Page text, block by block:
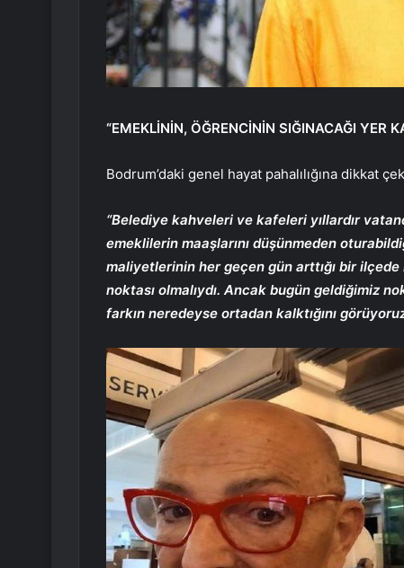
“EMEKLİNİN, ÖĞRENCİNİN SIĞINACAĞI YER
Bodrum’daki genel hayat pahalılığına dikkat
“Belediye kahveleri ve kafeleri yıllardır
emeklilerin maaşlarını düşünmeden
maliyetlerinin her geçen gün arttığı bir
noktası olmalıydı. Ancak bugün geldiğimiz
farkın neredeyse ortadan kalktığını